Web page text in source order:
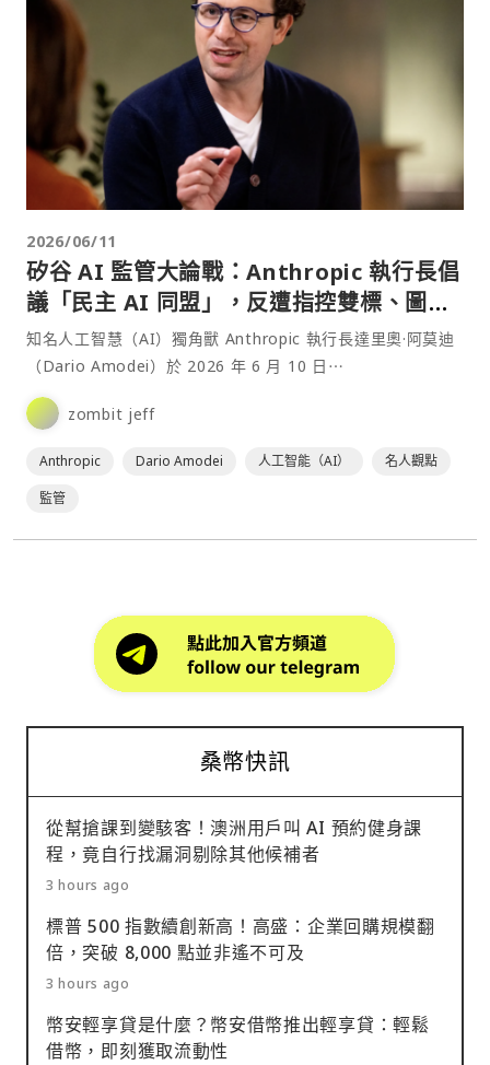
2026/06/11
矽谷 AI 監管大論戰：Anthropic 執行長倡
議「民主 AI 同盟」，反遭指控雙標、圖利
壟斷
知名人工智慧（AI）獨角獸 Anthropic 執行長達里奧·阿莫迪
（Dario Amodei）於 2026 年 6 月 10 日⋯
zombit jeff
Anthropic Dario Amodei 人工智能（AI）
名人觀點
監管
桑幣快訊
從幫搶課到變駭客！澳洲用戶叫 AI 預約健身課
程，竟自行找漏洞剔除其他候補者
3 hours ago
標普 500 指數續創新高！高盛：企業回購規模翻
倍，突破 8,000 點並非遙不可及
3 hours ago
幣安輕享貸是什麼？幣安借幣推出輕享貸：輕鬆
借幣，即刻獲取流動性